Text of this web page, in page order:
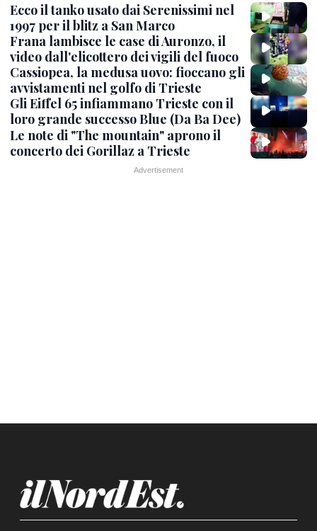
Ecco il tanko usato dai Serenissimi nel
1997 per il blitz a San Marco
Frana lambisce le case di Auronzo, il
video dall'elicottero dei vigili del fuoco
Cassiopea, la medusa uovo: fioccano gli
avvistamenti nel golfo di Trieste
Gli Eiffel 65 infiammano Trieste con il
loro grande successo Blue (Da Ba Dee)
Le note di "The mountain" aprono il
concerto dei Gorillaz a Trieste